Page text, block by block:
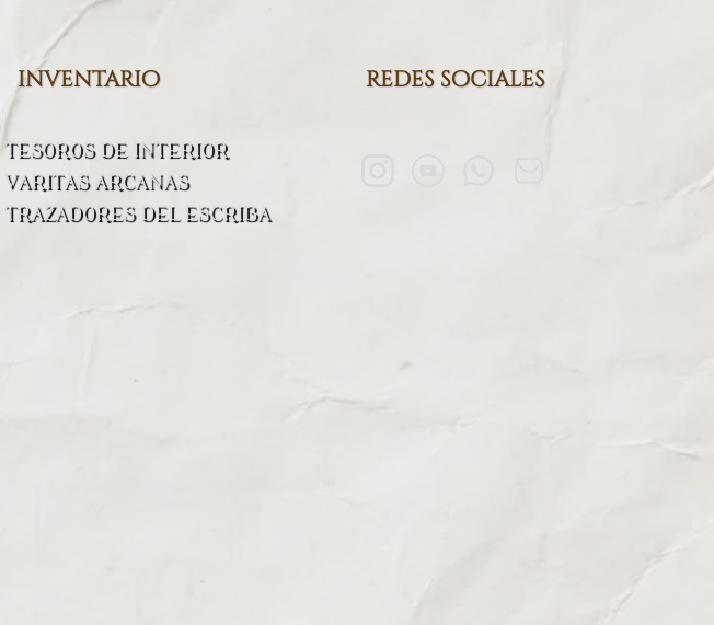
inventario
TESOROS DE INTERIOR
VARITAS ARCANAS
TRAZADORES DEL ESCRIBA
redes sociales